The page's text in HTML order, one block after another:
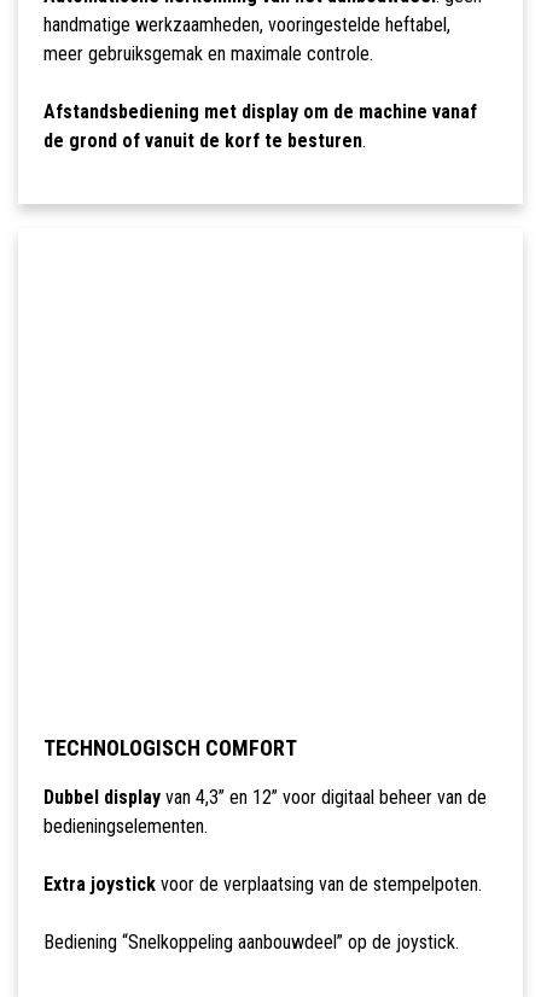
handmatige werkzaamheden, vooringestelde heftabel,
meer gebruiksgemak en maximale controle.
Afstandsbediening met display om de machine vanaf
de grond of vanuit de korf te besturen.
TECHNOLOGISCH COMFORT
Dubbel displayvan 4,3’’ en 12’’ voor digitaal beheer van de
bedieningselementen.
Extra joystickvoor de verplaatsing van de stempelpoten.
Bediening “Snelkoppeling aanbouwdeel” op de joystick.